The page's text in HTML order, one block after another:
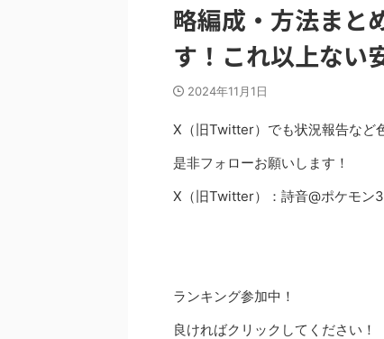
略編成・方法まと
す！これ以上ない
2024年11月1日
X（旧Twitter）でも状況報告など
是非フォローお願いします！
X（旧Twitter）：詩音@ポケモン
ランキング参加中！
良ければクリックしてください！